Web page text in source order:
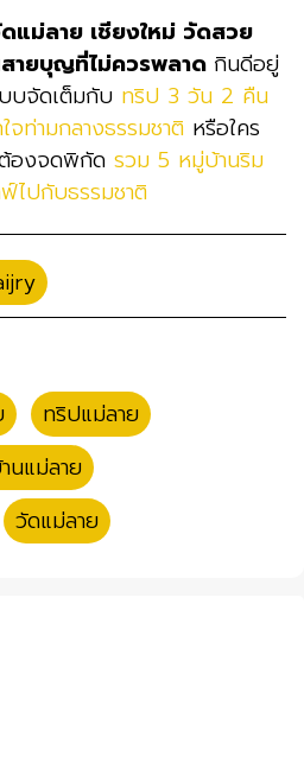
แม่ลาย เชียงใหม่ วัดสวย
ายบุญที่ไม่ควรพลาด กินดีอยู่
บจัดเต็มกับ ทริป 3 วัน 2 คืน
ท่ามกลางธรรมชาติ หรือใคร
องจดพิกัด รวม 5 หมู่บ้านริม
ไปกับธรรมชาติ
ทริปแม่ลาย
นแม่ลาย
วัดแม่ลาย